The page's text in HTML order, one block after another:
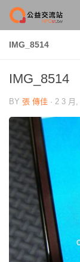
Skip to content
IMG_8514
IMG_8514
BY 張 傳佳 · 2 3 月,